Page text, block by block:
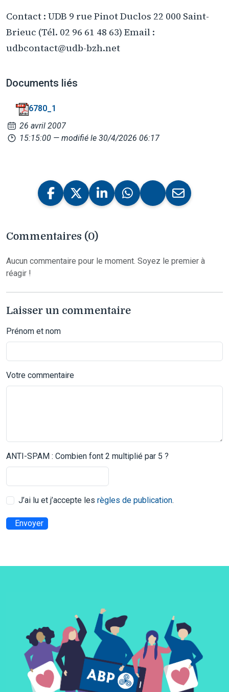
Contact : UDB 9 rue Pinot Duclos 22 000 Saint-
Brieuc (Tél. 02 96 61 48 63) Email :
udbcontact@udb-bzh.net
Documents liés
6780_1
26 avril 2007
15:15:00 — modifié le 30/4/2026 06:17
Commentaires (0)
Aucun commentaire pour le moment. Soyez le premier à
réagir !
Laisser un commentaire
Prénom et nom
Votre commentaire
ANTI-SPAM : Combien font 2 multiplié par 5 ?
J’ai lu et j’accepte les règles de publication.
Envoyer